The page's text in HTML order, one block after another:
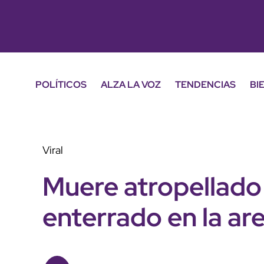
POLÍTICOS ALZA LA VOZ TENDENCIAS
Viral
Muere
enterrado en la